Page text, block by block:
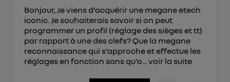
Bonjour, Je viens d'acquérir une megane etech
iconic. Je souhaiterais savoir si on peut
programmer un profil (réglage des sièges et tt)
par rapport à une des clefs? Que la megane
reconnaissance qui s'approche et effectue les
réglages en fonction sans qu'o... voir la suite